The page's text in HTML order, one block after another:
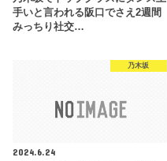
手いと言われる阪口でさえ2週間
みっちり社交…
乃木坂
2024.6.24